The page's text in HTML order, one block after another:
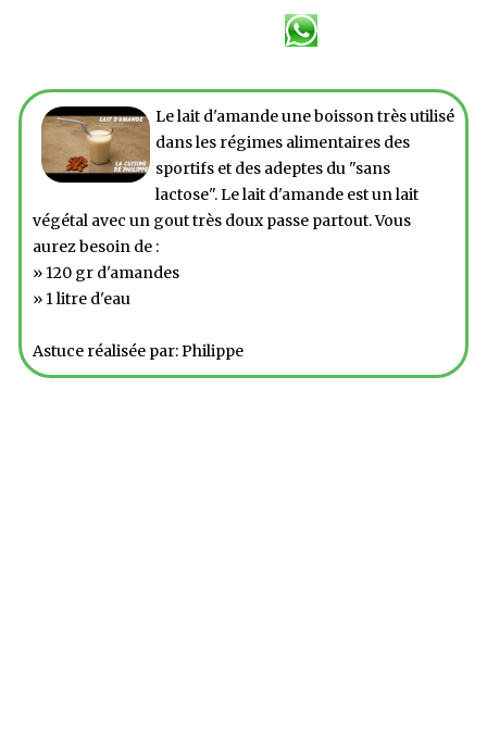
Le lait d'amande une boisson très utilisé
dans les régimes alimentaires des
sportifs et des adeptes du "sans
lactose". Le lait d'amande est un lait
végétal avec un gout très doux passe partout. Vous
aurez besoin de :
» 120 gr d'amandes
» 1 litre d'eau
Astuce réalisée par: Philippe